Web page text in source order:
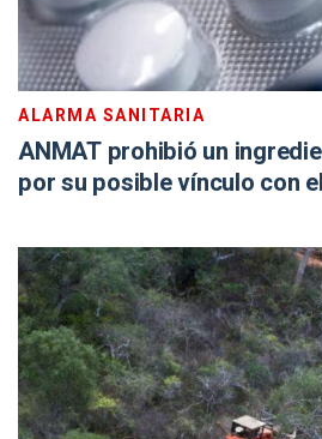
ALARMA SANITARIA
ANMAT prohibió un
por su posible vínculo con